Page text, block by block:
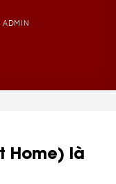
ADMIN
Home) là